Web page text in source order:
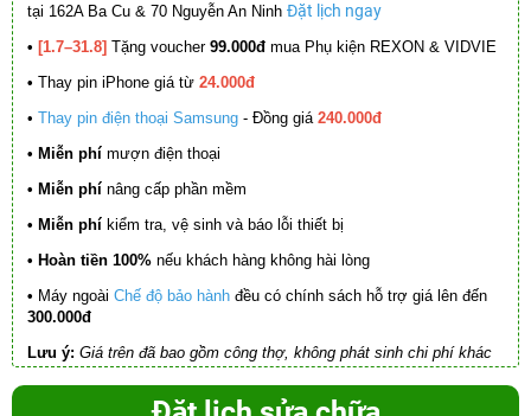
tại 162A Ba Cu & 70 Nguyễn An Ninh Đặt lịch ngay
• [1.7–31.8] Tặng voucher 99.000đ mua Phụ kiện REXON & VIDVIE
• Thay pin iPhone giá từ 24.000đ
• Thay pin điện thoại Samsung - Đồng giá 240.000đ
• Miễn phí mượn điện thoại
• Miễn phí nâng cấp phần mềm
• Miễn phí kiểm tra, vệ sinh và báo lỗi thiết bị
• Hoàn tiền 100% nếu khách hàng không hài lòng
• Máy ngoài Chế độ bảo hành đều có chính sách hỗ trợ giá lên đến
300.000đ
Lưu ý: Giá trên đã bao gồm công thợ, không phát sinh chi phí khác